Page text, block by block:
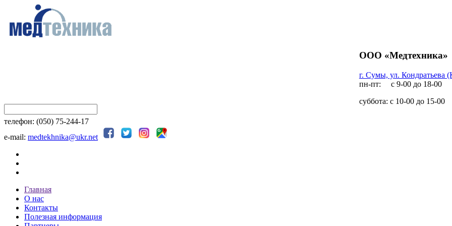
ООО «Медтехника»
г. Сумы, ул. Кондратьева
пн-пт: с 9-00 до 18-00
суббота: с 10-00 до 15-00
телефон: (050) 75-244-17
e-mail: medtekhnika@ukr.net
Главная
О нас
Контакты
Полезная информация